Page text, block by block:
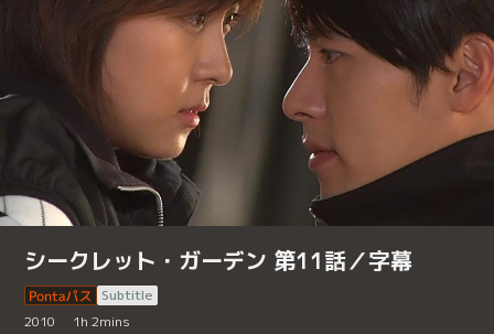
シークレット・ガーデン 第11話／字幕
Subtitle
2010
1h 2mins